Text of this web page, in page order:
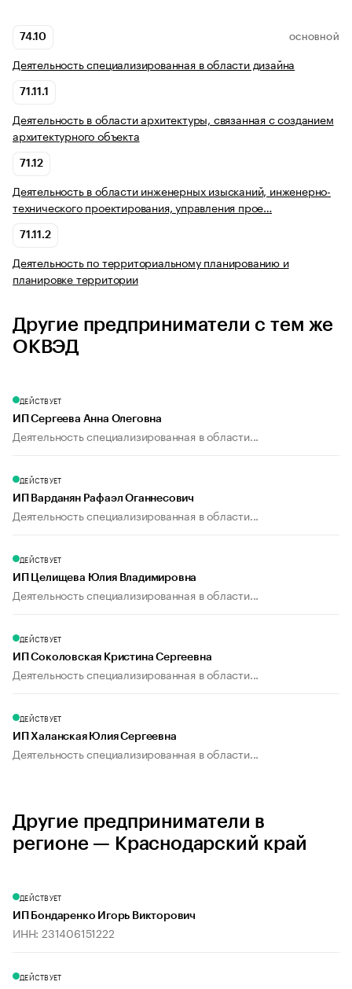
74.10 ОСНОВНОЙ
Деятельность специализированная в области дизайна
71.11.1
Деятельность в области архитектуры, связанная с созданием
архитектурного объекта
71.12
Деятельность в области инженерных изысканий, инженерно-
технического проектирования, управления прое…
71.11.2
Деятельность по территориальному планированию и
планировке территории
Другие предприниматели с тем же
ОКВЭД
ДЕЙСТВУЕТ
ИП Сергеева Анна Олеговна
Деятельность специализированная в области...
ДЕЙСТВУЕТ
ИП Варданян Рафаэл Оганнесович
Деятельность специализированная в области...
ДЕЙСТВУЕТ
ИП Целищева Юлия Владимировна
Деятельность специализированная в области...
ДЕЙСТВУЕТ
ИП Соколовская Кристина Сергеевна
Деятельность специализированная в области...
ДЕЙСТВУЕТ
ИП Халанская Юлия Сергеевна
Деятельность специализированная в области...
Другие предприниматели в
регионе — Краснодарский край
ДЕЙСТВУЕТ
ИП Бондаренко Игорь Викторович
ИНН: 231406151222
ДЕЙСТВУЕТ